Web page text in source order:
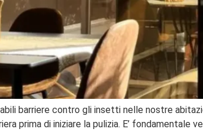
barriere contro gli insetti nelle nostre
prima di iniziare la pulizia. E’